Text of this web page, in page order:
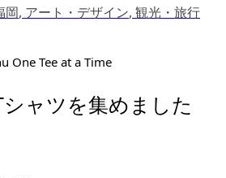
岡, アート・デザイン, 観光・旅行
One Tee at a Time
ャツを集めました